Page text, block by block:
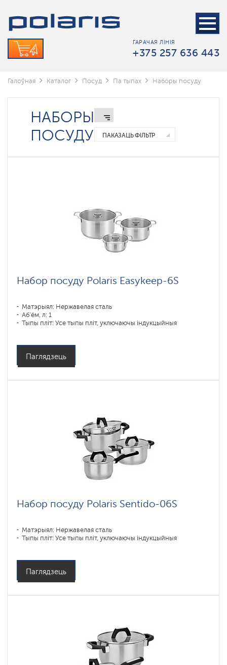
ГАРАЧАЯ ЛІНІЯ
+375 257 636 443
Галоўная Каталог Посуд Па тыпах Наборы посуду
НАБОРЫ
ПОСУДУ
ПАКАЗАЦЬ ФІЛЬТР
Набор посуду Polaris Easykeep-6S
Матэрыял: Нержавелая сталь
Аб'ём, л: 1
Тыпы пліт: Усе тыпы пліт, уключаючы індукцыйныя
Паглядзець
Набор посуду Polaris Sentido-06S
Матэрыял: Нержавелая сталь
Тыпы пліт: Усе тыпы пліт, уключаючы індукцыйныя
Паглядзець
Наборы
Патэльні
Каструлі
са
Фрэнч-